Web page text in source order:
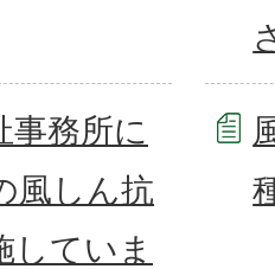
事務所に
風しん抗
していま